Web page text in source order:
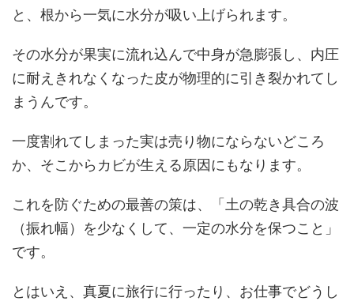
と、根から一気に水分が吸い上げられます。
その水分が果実に流れ込んで中身が急膨張し、内圧
に耐えきれなくなった皮が物理的に引き裂かれてし
まうんです。
一度割れてしまった実は売り物にならないどころ
か、そこからカビが生える原因にもなります。
これを防ぐための最善の策は、「土の乾き具合の波
（振れ幅）を少なくして、一定の水分を保つこと」
です。
とはいえ、真夏に旅行に行ったり、お仕事でどうし